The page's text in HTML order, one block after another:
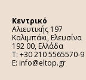
Κεντρικό
Αλιευτικής 197
Καλιμπάκι, Ελευσίνα
192 00, Ελλάδα
Τ: +30 210 5565570-9
E: info@eltop.gr